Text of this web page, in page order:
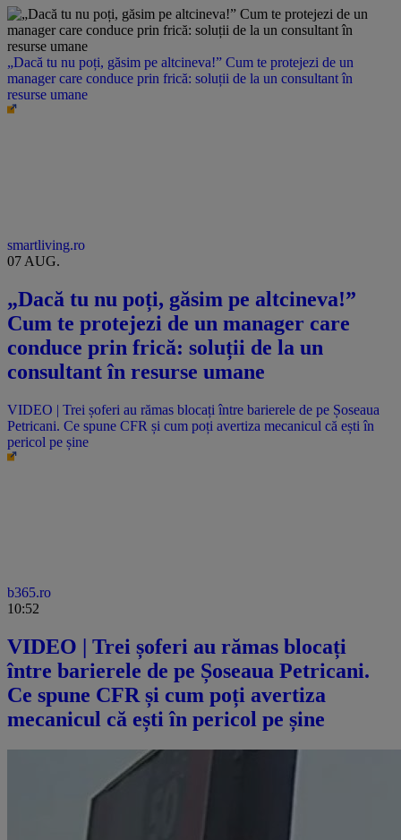
„Dacă tu nu poți, găsim pe altcineva!” Cum te protejezi de un
manager care conduce prin frică: soluții de la un consultant în
resurse umane
smartliving.ro
07 AUG.
„Dacă tu nu poți, găsim pe altcineva!”
Cum te protejezi de un manager care
conduce prin frică: soluții de la un
consultant în resurse umane
VIDEO | Trei șoferi au rămas blocați între barierele de pe Șoseaua
Petricani. Ce spune CFR și cum poți avertiza mecanicul că ești în
pericol pe șine
b365.ro
10:52
VIDEO | Trei șoferi au rămas blocați
între barierele de pe Șoseaua Petricani.
Ce spune CFR și cum poți avertiza
mecanicul că ești în pericol pe șine